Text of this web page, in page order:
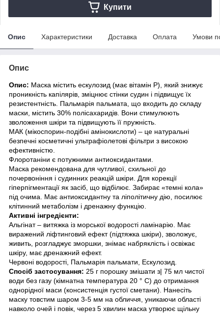
Купити
Опис Характеристики Доставка Оплата Умови
Опис
Опис: Маска містить ескулозид (має вітамін Р), який знижує
проникність капілярів, зміцнює стінки судин і підвищує їх
резистентність. Пальмарія пальмата, що входить до складу
маски, містить 30% полісахаридів. Вони стимулюють
зволоження шкіри та підвищують її пружність.
МАК (мікоспорин-подібні амінокислоти) – це натуральні
безпечні косметичні ультрафіолетові фільтри з високою
ефективністю.
Флоротаніни є потужними антиоксидантами.
Маска рекомендована для чутливої, схильної до
почервоніння і судинних реакцій шкіри. Для корекції
гіперпігментації як засіб, що відбілює. Забирає «темні кола»
під очима. Має антиоксидантну та ліполітичну дію, посилює
клітинний метаболізм і дренажну функцію.
Активні інгредієнти:
Альгінат – витяжка із морської водорості ламінарію. Має
виражений ліфтинговий ефект (підтяжка шкіри), зволожує,
живить, розгладжує зморшки, знімає набряклість і освіжає
шкіру, має дренажний ефект.
Червоні водорості, Пальмарія пальмати, Ескулозид.
Спосіб застосування: 25 г порошку змішати з| 75 мл чистої
води без газу (кімнатна температура 20 ° C) до отримання
однорідної маси (консистенція густої сметани). Нанесіть
маску товстим шаром 3-5 мм на обличчя, уникаючи області
навколо очей і повік, через 5 хвилин маска утворює щільну